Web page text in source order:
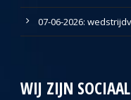
07-06-2026:
WIJ ZIJN SOCIAAL